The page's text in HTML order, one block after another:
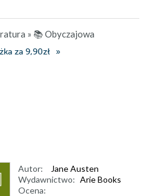
» 📚 Obyczajowa
za 9,90zł
Autor:
Jane Austen
Wydawnictwo: Arie Books
Ocena: